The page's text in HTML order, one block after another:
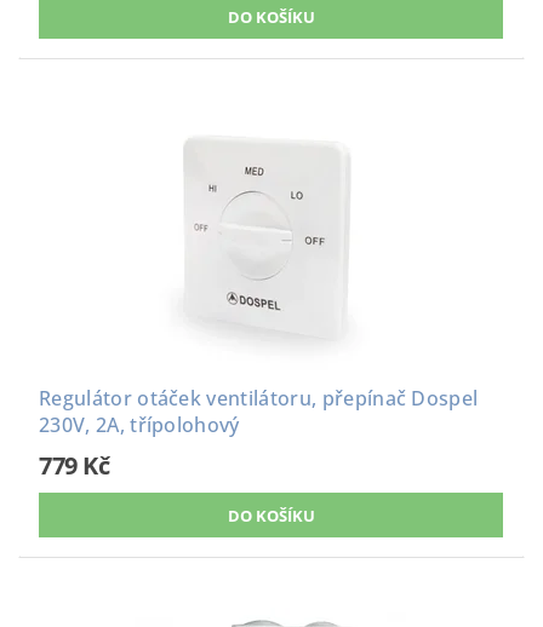
Regulátor otáček ventilátoru, přepínač Dospel
230V, 2A, třípolohový
779 Kč